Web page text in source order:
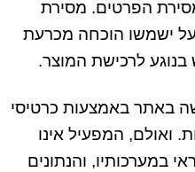
הפרטים. מסירת
ישמשו הוכחה מכרעת
לרכישת המוצר.
באתר באמצעות כרטיסי
ואולם, המפעיל אינו
במערכותיו, והנתונים